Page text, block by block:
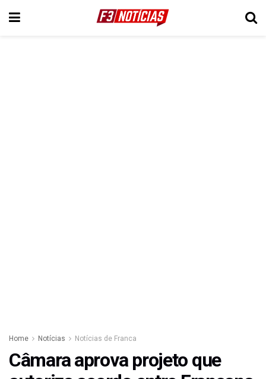
Home Notícias Notícias de Franca
Câmara aprova projeto que